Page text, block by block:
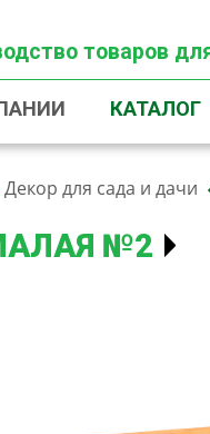
товаров
КАТАЛОГ
Декор для сада и дачи
№2